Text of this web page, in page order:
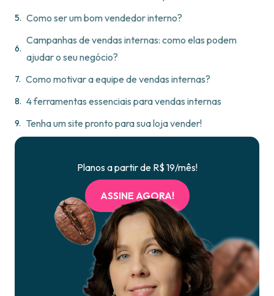
Como ser um bom vendedor interno?
Campanhas de vendas internas: como elas podem
ajudar o seu negócio?
Como motivar a equipe de vendas internas?
4 ferramentas essenciais para vendas internas
Tenha um site pronto para sua loja vender!
Planos a partir de R$ 19/mês!
ASSINE AGORA!